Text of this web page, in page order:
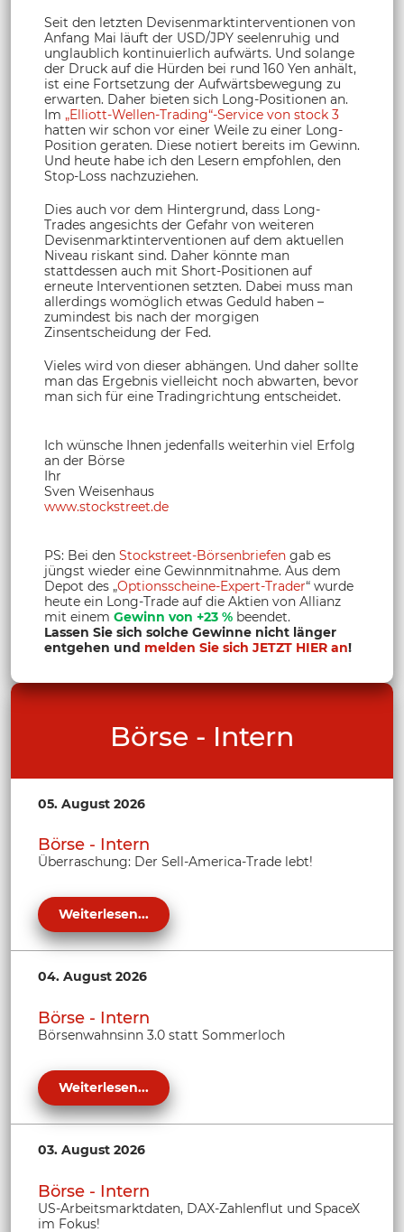
Seit den letzten Devisenmarktinterventionen von
Anfang Mai läuft der USD/JPY seelenruhig und
unglaublich kontinuierlich aufwärts. Und solange
der Druck auf die Hürden bei rund 160 Yen anhält,
ist eine Fortsetzung der Aufwärtsbewegung zu
erwarten. Daher bieten sich Long-Positionen an.
Im „Elliott-Wellen-Trading“-Service von stock 3
hatten wir schon vor einer Weile zu einer Long-
Position geraten. Diese notiert bereits im Gewinn.
Und heute habe ich den Lesern empfohlen, den
Stop-Loss nachzuziehen.
Dies auch vor dem Hintergrund, dass Long-
Trades angesichts der Gefahr von weiteren
Devisenmarktinterventionen auf dem aktuellen
Niveau riskant sind. Daher könnte man
stattdessen auch mit Short-Positionen auf
erneute Interventionen setzten. Dabei muss man
allerdings womöglich etwas Geduld haben –
zumindest bis nach der morgigen
Zinsentscheidung der Fed.
Vieles wird von dieser abhängen. Und daher sollte
man das Ergebnis vielleicht noch abwarten, bevor
man sich für eine Tradingrichtung entscheidet.
Ich wünsche Ihnen jedenfalls weiterhin viel Erfolg
an der Börse
Ihr
Sven Weisenhaus
www.stockstreet.de
PS: Bei den Stockstreet-Börsenbriefen gab es
jüngst wieder eine Gewinnmitnahme. Aus dem
Depot des „Optionsscheine-Expert-Trader“ wurde
heute ein Long-Trade auf die Aktien von Allianz
mit einem Gewinn von +23 % beendet.
Lassen Sie sich solche Gewinne nicht länger
entgehen und melden Sie sich JETZT HIER an!
Börse - Intern
05. August 2026
Börse - Intern
Überraschung: Der Sell-America-Trade lebt!
Weiterlesen...
04. August 2026
Börse - Intern
Börsenwahnsinn 3.0 statt Sommerloch
Weiterlesen...
03. August 2026
Börse - Intern
US-Arbeitsmarktdaten, DAX-Zahlenflut und SpaceX
im Fokus!